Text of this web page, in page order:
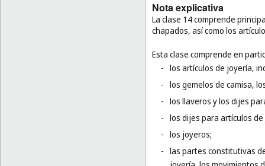
Nota explicativa
La clase 14 comprende
chapados, así como los
Esta clase comprende en
- los artículos de joyería,
- los gemelos de camisa,
- los llaveros y los dijes
- los dijes para artículos
- los joyeros;
- las partes constitutivas